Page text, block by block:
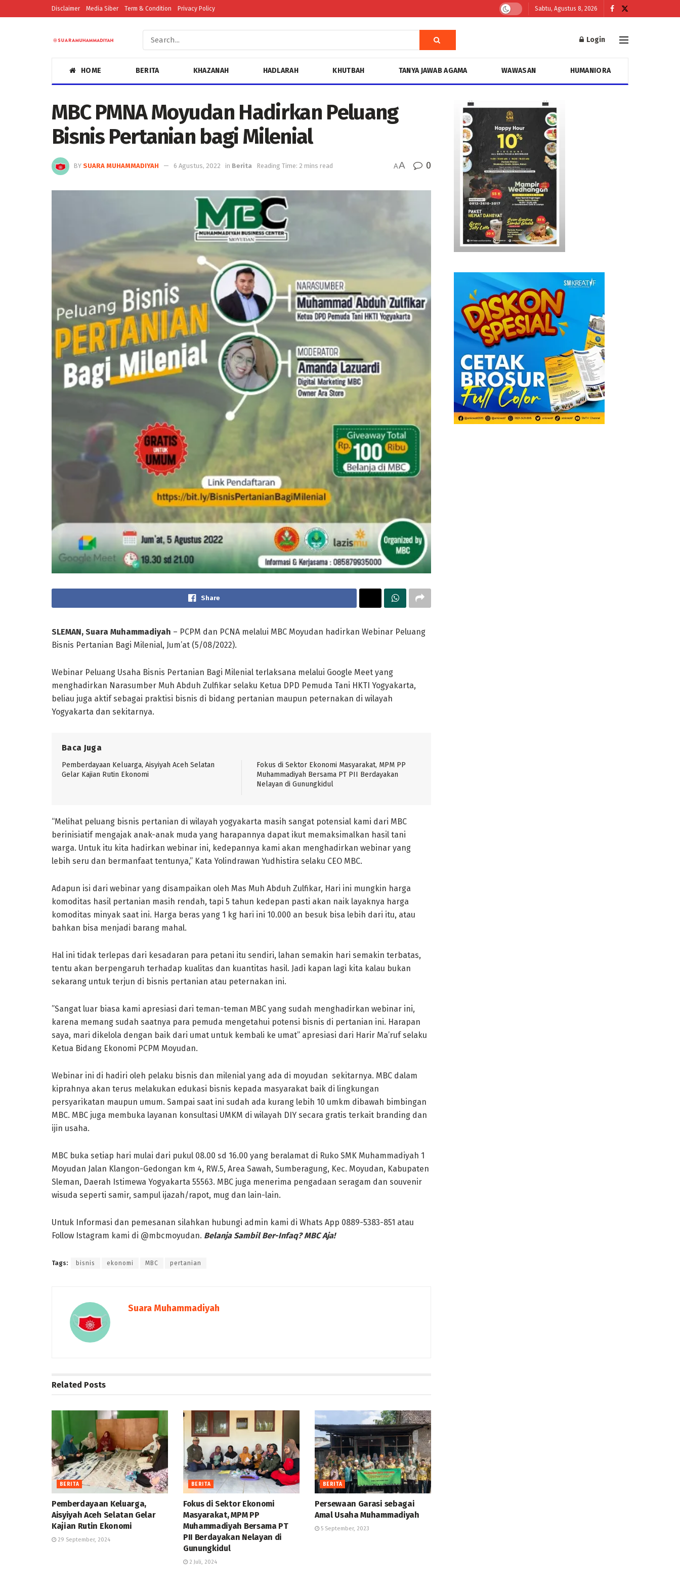
Disclaimer Media Siber Term & Condition Privacy Policy Sabtu, Agustus 8, 2026
Login
HOME BERITA KHAZANAH HADLARAH KHUTBAH TANYA JAWAB AGAMA WAWASAN HUMANIORA
MBC PMNA Moyudan Hadirkan Peluang
Bisnis Pertanian bagi Milenial
BY SUARA MUHAMMADIYAH 6 Agustus, 2022 in Berita Reading Time: 2 mins read AA 0
Share
SLEMAN, Suara Muhammadiyah – PCPM dan PCNA melalui MBC Moyudan hadirkan Webinar Peluang
Bisnis Pertanian Bagi Milenial, Jum’at (5/08/2022).
Webinar Peluang Usaha Bisnis Pertanian Bagi Milenial terlaksana melalui Google Meet yang
menghadirkan Narasumber Muh Abduh Zulfikar selaku Ketua DPD Pemuda Tani HKTI Yogyakarta,
beliau juga aktif sebagai praktisi bisnis di bidang pertanian maupun peternakan di wilayah
Yogyakarta dan sekitarnya.
Baca Juga
Pemberdayaan Keluarga, Aisyiyah Aceh Selatan
Gelar Kajian Rutin Ekonomi
Fokus di Sektor Ekonomi Masyarakat, MPM PP
Muhammadiyah Bersama PT PII Berdayakan
Nelayan di Gunungkidul
“Melihat peluang bisnis pertanian di wilayah yogyakarta masih sangat potensial kami dari MBC
berinisiatif mengajak anak-anak muda yang harapannya dapat ikut memaksimalkan hasil tani
warga. Untuk itu kita hadirkan webinar ini, kedepannya kami akan menghadirkan webinar yang
lebih seru dan bermanfaat tentunya,” Kata Yolindrawan Yudhistira selaku CEO MBC.
Adapun isi dari webinar yang disampaikan oleh Mas Muh Abduh Zulfikar, Hari ini mungkin harga
komoditas hasil pertanian masih rendah, tapi 5 tahun kedepan pasti akan naik layaknya harga
komoditas minyak saat ini. Harga beras yang 1 kg hari ini 10.000 an besuk bisa lebih dari itu, atau
bahkan bisa menjadi barang mahal.
Hal ini tidak terlepas dari kesadaran para petani itu sendiri, lahan semakin hari semakin terbatas,
tentu akan berpengaruh terhadap kualitas dan kuantitas hasil. Jadi kapan lagi kita kalau bukan
sekarang untuk terjun di bisnis pertanian atau peternakan ini.
”Sangat luar biasa kami apresiasi dari teman-teman MBC yang sudah menghadirkan webinar ini,
karena memang sudah saatnya para pemuda mengetahui potensi bisnis di pertanian ini. Harapan
saya, mari dikelola dengan baik dari umat untuk kembali ke umat” apresiasi dari Harir Ma’ruf selaku
Ketua Bidang Ekonomi PCPM Moyudan.
Webinar ini di hadiri oleh pelaku bisnis dan milenial yang ada di moyudan sekitarnya. MBC dalam
kiprahnya akan terus melakukan edukasi bisnis kepada masyarakat baik di lingkungan
persyarikatan maupun umum. Sampai saat ini sudah ada kurang lebih 10 umkm dibawah bimbingan
MBC. MBC juga membuka layanan konsultasi UMKM di wilayah DIY secara gratis terkait branding dan
ijin usaha.
MBC buka setiap hari mulai dari pukul 08.00 sd 16.00 yang beralamat di Ruko SMK Muhammadiyah 1
Moyudan Jalan Klangon-Gedongan km 4, RW.5, Area Sawah, Sumberagung, Kec. Moyudan, Kabupaten
Sleman, Daerah Istimewa Yogyakarta 55563. MBC juga menerima pengadaan seragam dan souvenir
wisuda seperti samir, sampul ijazah/rapot, mug dan lain-lain.
Untuk Informasi dan pemesanan silahkan hubungi admin kami di Whats App 0889-5383-851 atau
Follow Istagram kami di @mbcmoyudan. Belanja Sambil Ber-Infaq? MBC Aja!
Tags: bisnis ekonomi MBC pertanian
Suara Muhammadiyah
Related Posts
BERITA
Pemberdayaan Keluarga,
Aisyiyah Aceh Selatan Gelar
Kajian Rutin Ekonomi
29 September, 2024
BERITA
Fokus di Sektor Ekonomi
Masyarakat, MPM PP
Muhammadiyah Bersama PT
PII Berdayakan Nelayan di
Gunungkidul
2 Juli, 2024
BERITA
Persewaan Garasi sebagai
Amal Usaha Muhammadiyah
5 September, 2023